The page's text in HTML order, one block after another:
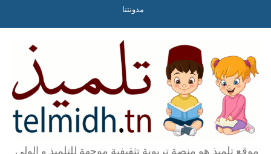
مدونتنا
موقع تلميذ هو منصة تربوية تثقيفية موجهة للتلميذ و الولي